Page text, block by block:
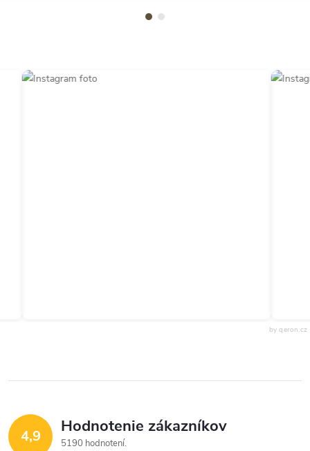
by qeron.cz
4,9 Hodnotenie zákazníkov
5190 hodnotení